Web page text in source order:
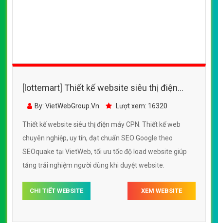
[lottemart] Thiết kế website siêu thị điện
máy CPN đẹp, chuyên nghiệp chuẩn SEO
By: VietWebGroup.Vn Lượt xem: 16320
Thiết kế website siêu thị điện máy CPN. Thiết kế web
chuyên nghiệp, uy tín, đạt chuẩn SEO Google theo
SEOquake tại VietWeb, tối ưu tốc độ load website giúp
tăng trải nghiệm người dùng khi duyệt website.
CHI TIẾT WEBSITE XEM WEBSITE